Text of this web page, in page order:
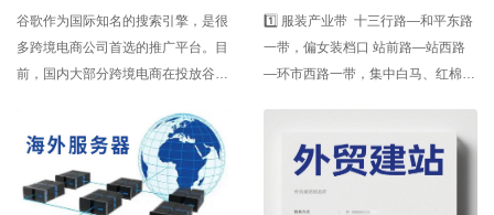
谷歌作为国际知名的搜索引擎，是很
多跨境电商公司首选的推广平台。目
前，国内大部分跨境电商在投放谷歌
用以日后的产品推广和品牌宣传。那
么，谷歌外贸建站怎么做？ 1，自建
外贸网站 企业可以搭建开发团队去
自建网站，但是缺点是开发周期比较
1️⃣ 服装产业带 十三行路—和平东路
一带，偏女装档口 站前路—站西路
—环市西路一带，集中白马、红棉、
播货盘 2️⃣ 牛仔